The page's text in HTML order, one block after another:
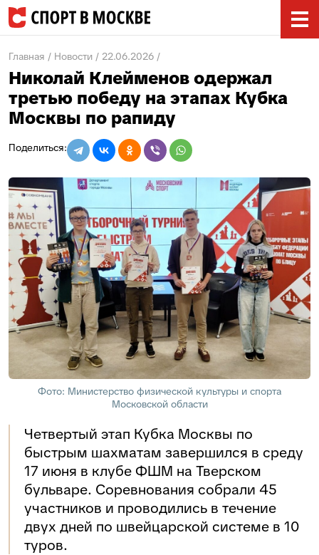
Главная Новости 22.06.2026
Николай Клейменов одержал
третью победу на этапах Кубка
Москвы по рапиду
Фото: Министерство физической культуры и спорта
Московской области
Четвертый этап Кубка Москвы по
быстрым шахматам завершился в среду
17 июня в клубе ФШМ на Тверском
бульваре. Соревнования собрали 45
участников и проводились в течение
двух дней по швейцарской системе в 10
туров.